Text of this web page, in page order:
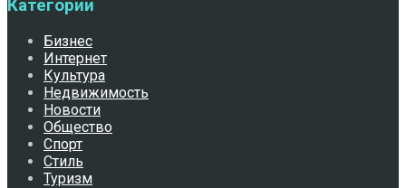
Категории
Бизнес
Интернет
Культура
Недвижимость
Новости
Общество
Спорт
Стиль
Туризм